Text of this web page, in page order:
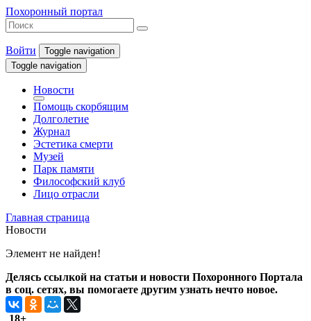
Похоронный портал
Войти
Toggle navigation
Toggle navigation
Новости
Помощь скорбящим
Долголетие
Журнал
Эстетика смерти
Музей
Парк памяти
Философский клуб
Лицо отрасли
Главная страница
Новости
Элемент не найден!
Делясь ссылкой на статьи и новости Похоронного Портала
в соц. сетях, вы помогаете другим узнать нечто новое.
18+